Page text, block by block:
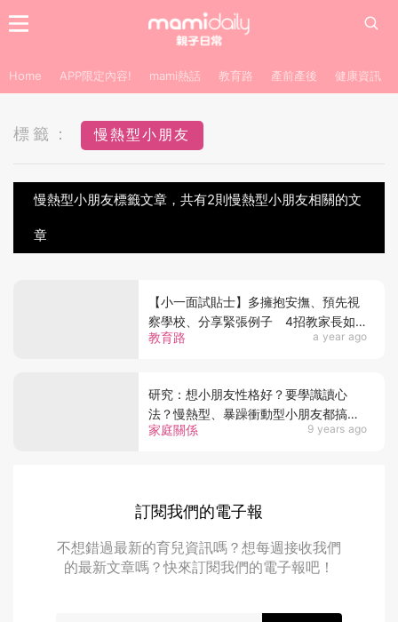
Home APP限定內容! mami熱話 教育路 產前產後 健康資訊
標籤： 慢熱型小朋友
慢熱型小朋友標籤文章，共有2則慢熱型小朋友相關的文
章
教育路 a year ago
【小一面試貼士】多擁抱安撫、預先視
察學校、分享緊張例子 4招教家長如
何幫慢熱小朋友應對面試
家庭關係 9 years ago
研究：想小朋友性格好？要學識讀心
法？慢熱型、暴躁衝動型小朋友都搞得
掂！
訂閱我們的電子報
不想錯過最新的育兒資訊嗎？想每週接收我們
的最新文章嗎？快來訂閱我們的電子報吧！